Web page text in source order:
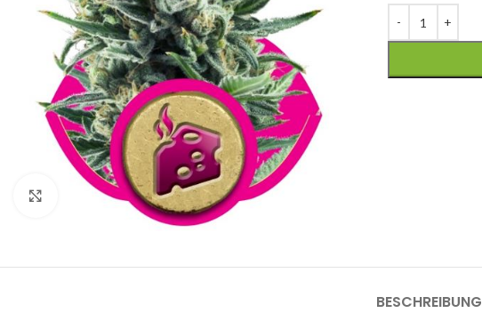
Click to enlarge
BESCHREIBUNG